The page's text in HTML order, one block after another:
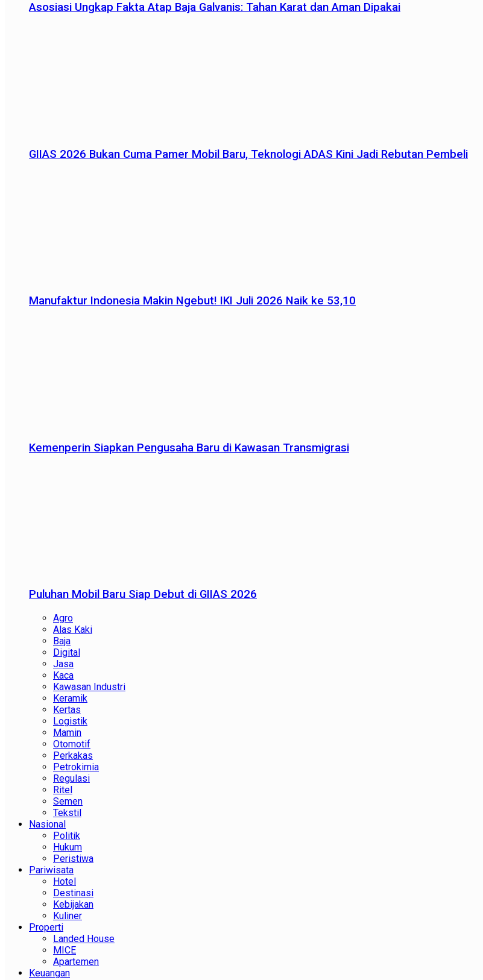
Asosiasi Ungkap Fakta Atap Baja Galvanis: Tahan Karat dan Aman Dipakai
GIIAS 2026 Bukan Cuma Pamer Mobil Baru, Teknologi ADAS Kini Jadi Rebutan Pembeli
Manufaktur Indonesia Makin Ngebut! IKI Juli 2026 Naik ke 53,10
Kemenperin Siapkan Pengusaha Baru di Kawasan Transmigrasi
Puluhan Mobil Baru Siap Debut di GIIAS 2026
Agro
Alas Kaki
Baja
Digital
Jasa
Kaca
Kawasan Industri
Keramik
Kertas
Logistik
Mamin
Otomotif
Perkakas
Petrokimia
Regulasi
Ritel
Semen
Tekstil
Nasional
Politik
Hukum
Peristiwa
Pariwisata
Hotel
Destinasi
Kebijakan
Kuliner
Properti
Landed House
MICE
Apartemen
Keuangan